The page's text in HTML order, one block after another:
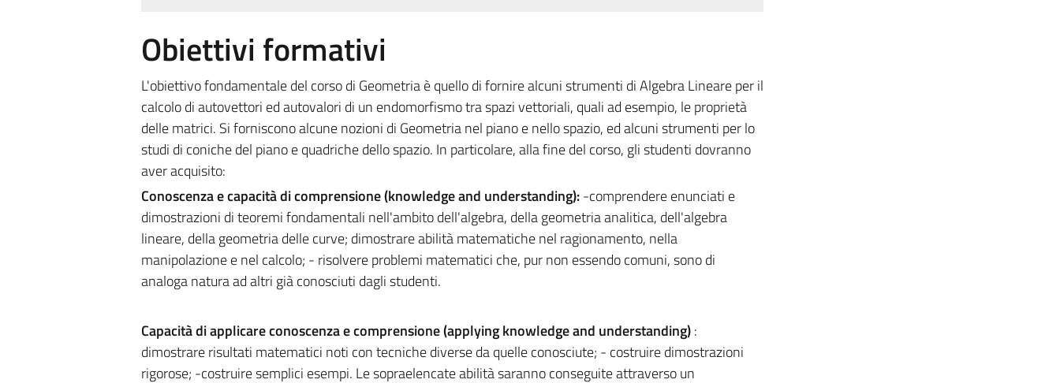
Obiettivi formativi
L'obiettivo fondamentale del corso di Geometria è quello di fornire alcuni strumenti di Algebra Lineare per il
calcolo di autovettori ed autovalori di un endomorfismo tra spazi vettoriali, quali ad esempio, le proprietà
delle matrici. Si forniscono alcune nozioni di Geometria nel piano e nello spazio, ed alcuni strumenti per lo
studi di coniche del piano e quadriche dello spazio. In particolare, alla fine del corso, gli studenti dovranno
aver acquisito:
Conoscenza e capacità di comprensione (knowledge and understanding):-comprendere enunciati e
dimostrazioni di teoremi fondamentali nell'ambito dell'algebra, della geometria analitica, dell'algebra
lineare, della geometria delle curve; dimostrare abilità matematiche nel ragionamento, nella
manipolazione e nel calcolo; - risolvere problemi matematici che, pur non essendo comuni, sono di
analoga natura ad altri già conosciuti dagli studenti.
Capacità di applicare conoscenza e comprensione (applying knowledge and understanding):
dimostrare risultati matematici noti con tecniche diverse da quelle conosciute; - costruire dimostrazioni
rigorose; -costruire semplici esempi. Le sopraelencate abilità saranno conseguite attraverso un